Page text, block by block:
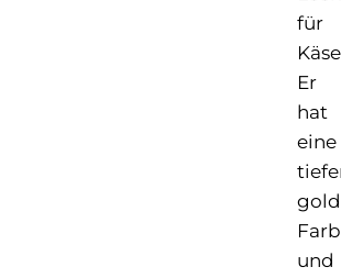
für
Er
hat
eine
und